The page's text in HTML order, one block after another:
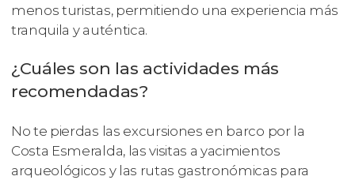
menos turistas, permitiendo una experiencia más
tranquila y auténtica.
¿Cuáles son las actividades más
recomendadas?
No te pierdas las excursiones en barco por la
Costa Esmeralda, las visitas a yacimientos
arqueológicos y las rutas gastronómicas para